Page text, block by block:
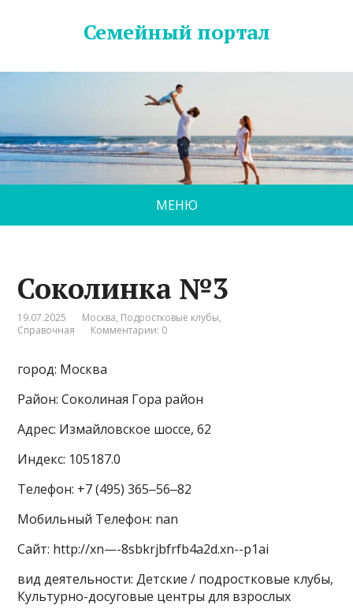
Семейный портал
МЕНЮ
Соколинка №3
19.07.2025 Москва, Подростковые клубы,
Справочная
Комментарии: 0
город: Москва
Район: Соколиная Гора район
Адрес: Измайловское шоссе, 62
Индекс: 105187.0
Телефон: +7 (495) 365‒56‒82
Мобильный Телефон: nan
Сайт: http://xn—-8sbkrjbfrfb4a2d.xn--p1ai
вид деятельности: Детские / подростковые клубы,
Культурно-досуговые центры для взрослых